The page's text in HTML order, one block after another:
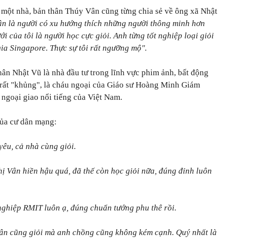
nhà, bản thân Thúy Vân cũng từng chia sẻ về ông xã Nhật
là người có xu hướng thích những người thông minh hơn
của tôi là người học cực giỏi. Anh từng tốt nghiệp loại giỏi
Singapore. Thực sự tôi rất ngưỡng mộ".
Nhật Vũ là nhà đầu tư trong lĩnh vực phim ảnh, bất động
"khủng", là cháu ngoại của Giáo sư Hoàng Minh Giám
giao nổi tiếng của Việt Nam.
cư dân mạng:
cả nhà cùng giỏi.
Vân hiền hậu quá, đã thế còn học giỏi nữa, đúng đỉnh luôn
RMIT luôn ạ, đúng chuẩn tướng phu thê rồi.
cũng giỏi mà anh chồng cũng không kém cạnh. Quý nhất là